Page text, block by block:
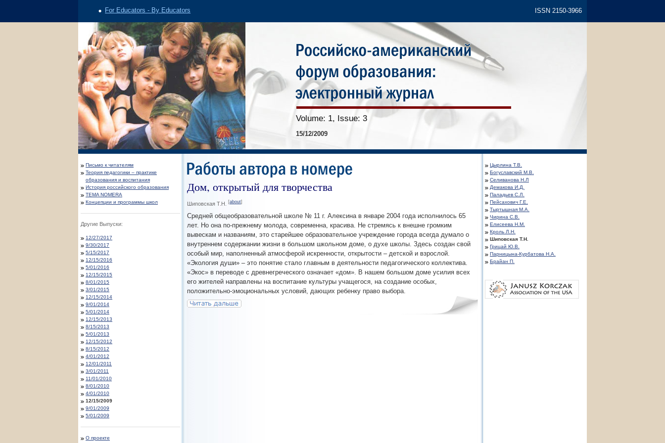
For Educators - By Educators ISSN 2150-3966
Volume: 1, Issue: 3
15/12/2009
Письмо к читателям
Теория педагогики – практике
образования и воспитания
История российского образования
TEMA NOMERA
Концепции и программы школ
Другие Выпуски:
12/27/2017
9/30/2017
5/15/2017
12/15/2016
5/01/2016
12/15/2015
8/01/2015
3/01/2015
12/15/2014
9/01/2014
5/01/2014
12/15/2013
8/15/2013
5/01/2013
12/15/2012
8/15/2012
4/01/2012
12/01/2011
3/01/2011
11/01/2010
8/01/2010
4/01/2010
12/15/2009
9/01/2009
5/01/2009
О проекте
Дом, открытый для творчества
Шиповская Т.Н. [about]
Средней общеобразовательной школе № 11 г. Алексина в январе 2004 года исполнилось 65
лет. Но она по-прежнему молода, современна, красива. Не стремясь к внешне громким
вывескам и названиям, это старейшее образовательное учреждение города всегда думало о
внутреннем содержании жизни в большом школьном доме, о духе школы. Здесь создан свой
особый мир, наполненный атмосферой искренности, открытости – детской и взрослой.
«Экология души» – это понятие стало главным в деятельности педагогического коллектива.
«Экос» в переводе с древнегреческого означает «дом». В нашем большом доме усилия всех
его жителей направлены на воспитание культуры учащегося, на создание особых,
положительно-эмоциональных условий, дающих ребенку право выбора.
Цырлина Т.В.
Богуславский М.В.
Селиванова Н.Л
Демакова И.Д.
Паладьев С.Л.
Пейсахович Г.Е.
Тыртышная М.А.
Чирина С.В.
Елисеева Н.М.
Кроль Л.Н.
Шиповская Т.Н.
Грицай Ю.В.
Парницына-Курбатова Н.А.
Брайан П.